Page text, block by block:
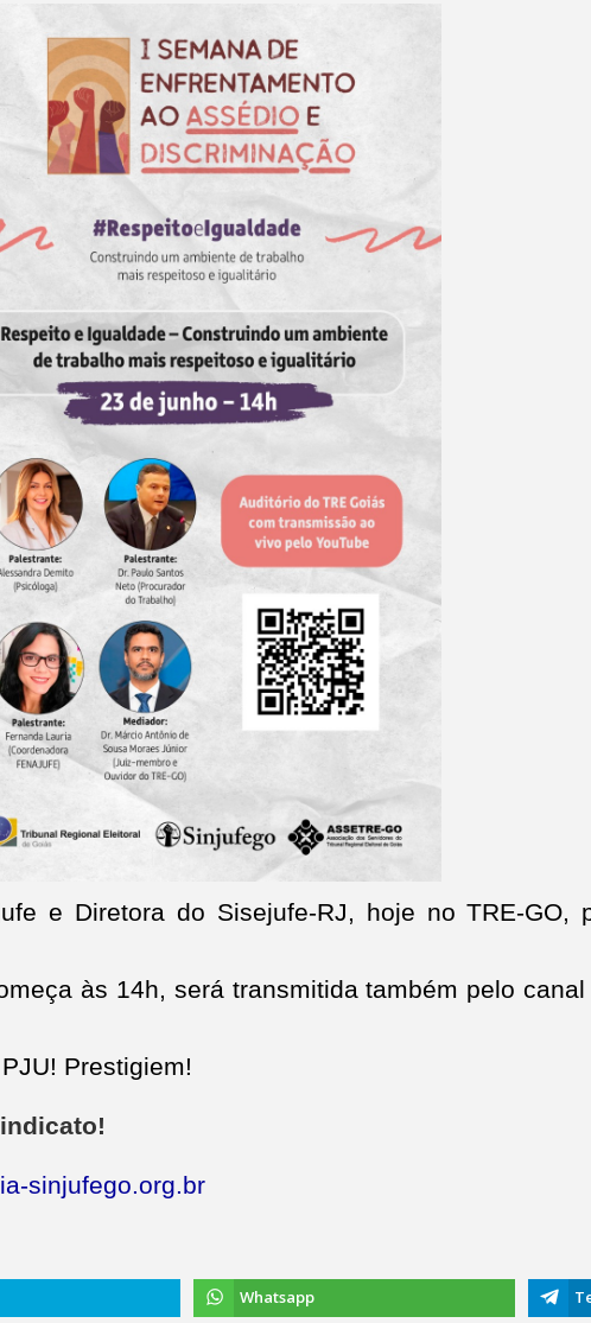
e Diretora do Sisejufe-RJ, hoje no TRE-GO,
às 14h, será transmitida também pelo canal
Prestigiem!
sinjufego.org.br
Whatsapp